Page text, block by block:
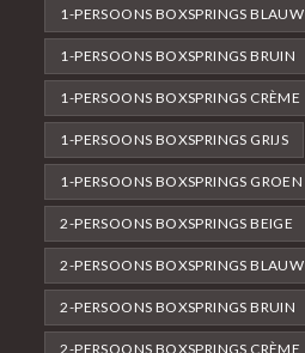
1-PERSOONS BOXSPRINGS BLAUW
1-PERSOONS BOXSPRINGS BRUIN
1-PERSOONS BOXSPRINGS CRÈME
1-PERSOONS BOXSPRINGS GRIJS
1-PERSOONS BOXSPRINGS GROEN
2-PERSOONS BOXSPRINGS BEIGE
2-PERSOONS BOXSPRINGS BLAUW
2-PERSOONS BOXSPRINGS BRUIN
2-PERSOONS BOXSPRINGS CRÈME